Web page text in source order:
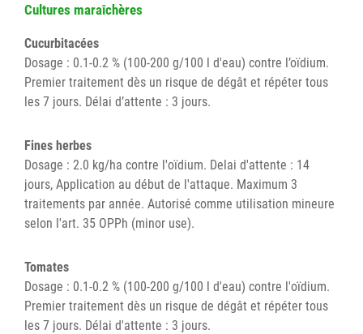
Cultures maraîchères
Cucurbitacées
Dosage : 0.1-0.2 % (100-200 g/100 l d'eau) contre l’oïdium.
Premier traitement dès un risque de dégât et répéter tous
les 7 jours. Délai d’attente : 3 jours.
Fines herbes
Dosage : 2.0 kg/ha contre l'oïdium. Delai d'attente : 14
jours, Application au début de l'attaque. Maximum 3
traitements par année. Autorisé comme utilisation mineure
selon l'art. 35 OPPh (minor use).
Tomates
Dosage : 0.1-0.2 % (100-200 g/100 l d'eau) contre l'oïdium.
Premier traitement dès un risque de dégât et répéter tous
les 7 jours. Délai d'attente : 3 jours.